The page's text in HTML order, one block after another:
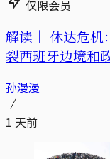
仅限会员
解读｜ 休达危机
裂西班牙边境和
孙漫漫
1 天前